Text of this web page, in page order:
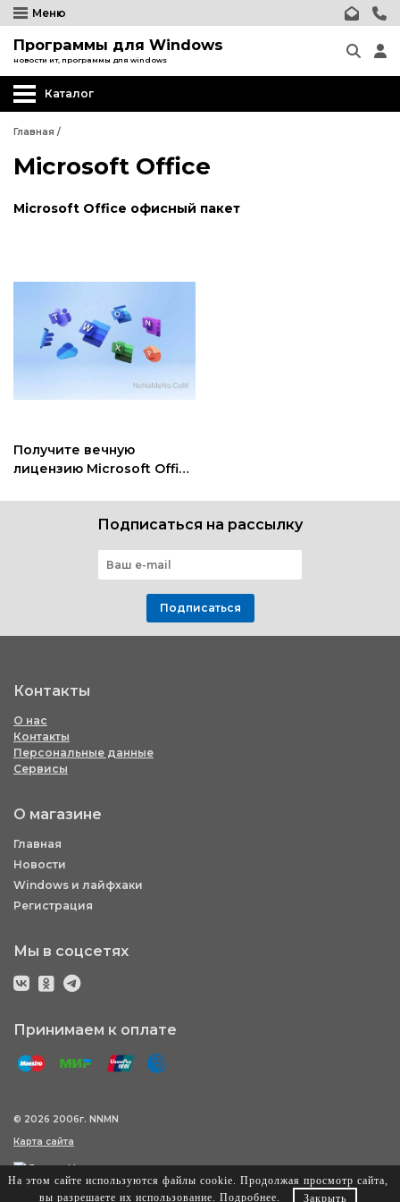
Меню
Программы для Windows
новости ит, программы для windows
Каталог
Главная /
Microsoft Office
Microsoft Office офисный пакет
Получите вечную
лицензию Microsoft Office
Подписаться на рассылку
Подписаться
Контакты
О нас
Контакты
Персональные данные
Сервисы
О магазине
Главная
Новости
Windows и лайфхаки
Регистрация
Мы в соцсетях
Принимаем к оплате
© 2026 2006г. NNMN
Карта сайта
На этом сайте используются файлы cookie. Продолжая просмотр сайта,
вы разрешаете их использование. Подробнее. Закрыть